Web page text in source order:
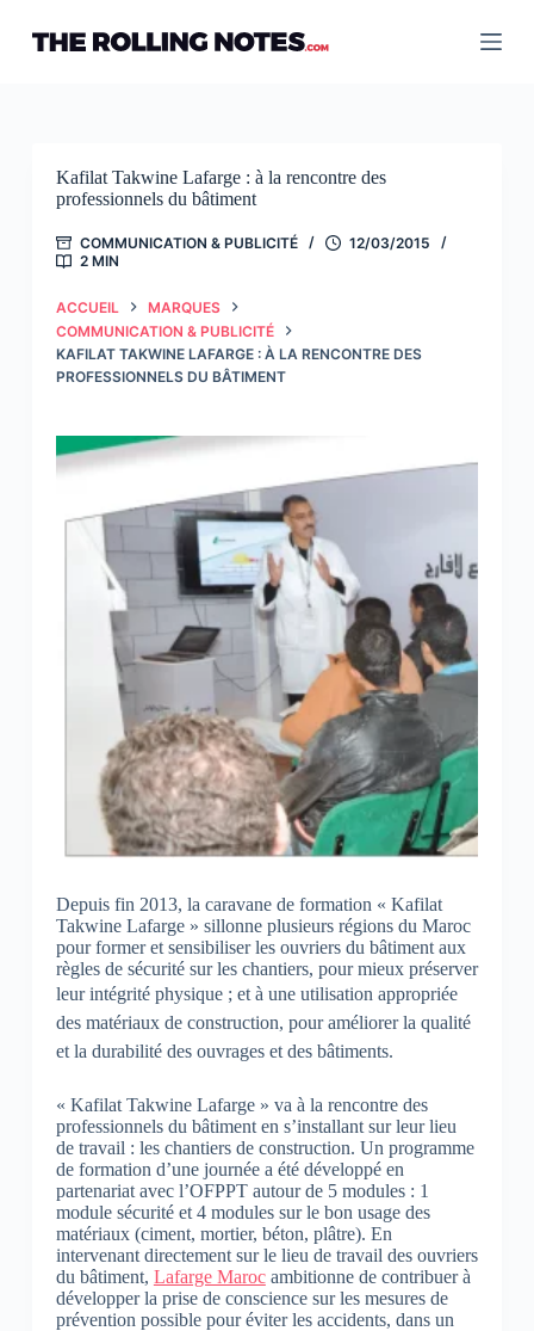
contenu
Kafilat Takwine Lafarge : à la rencontre des
professionnels du bâtiment
COMMUNICATION & PUBLICITÉ
12/03/2015
2 MIN
ACCUEIL
MARQUES
COMMUNICATION & PUBLICITÉ
KAFILAT TAKWINE LAFARGE : À LA RENCONTRE DES
PROFESSIONNELS DU BÂTIMENT
Depuis fin 2013, la caravane de formation « Kafilat
Takwine Lafarge » sillonne plusieurs régions du Maroc
pour former et sensibiliser les ouvriers du bâtiment aux
règles de sécurité sur les chantiers, pour mieux préserver
leur intégrité physique ; et à une utilisation appropriée
des matériaux de construction, pour améliorer la qualité
et la durabilité des ouvrages et des bâtiments.
« Kafilat Takwine Lafarge » va à la rencontre des
professionnels du bâtiment en s’installant sur leur lieu
de travail : les chantiers de construction. Un programme
de formation d’une journée a été développé en
partenariat avec l’OFPPT autour de 5 modules : 1
module sécurité et 4 modules sur le bon usage des
matériaux (ciment, mortier, béton, plâtre). En
intervenant directement sur le lieu de travail des ouvriers
du bâtiment, Lafarge Marocambitionne de contribuer à
développer la prise de conscience sur les mesures de
prévention possible pour éviter les accidents, dans un